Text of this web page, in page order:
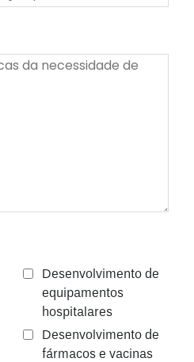
Desenvolvimento de
equipamentos
hospitalares
Desenvolvimento de
fármacos e vacinas